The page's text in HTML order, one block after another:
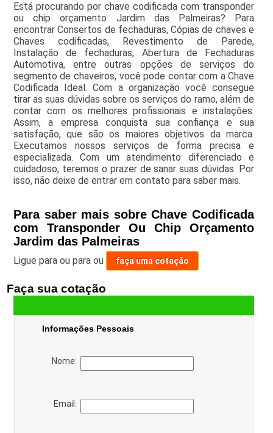
Está procurando por chave codificada com transponder
ou chip orçamento Jardim das Palmeiras? Para
encontrar Consertos de fechaduras, Cópias de chaves e
Chaves codificadas, Revestimento de Parede,
Instalação de fechaduras, Abertura de Fechaduras
Automotiva, entre outras opções de serviços do
segmento de chaveiros, você pode contar com a Chave
Codificada Ideal. Com a organização você consegue
tirar as suas dúvidas sobre os serviços do ramo, além de
contar com os melhores profissionais e instalações.
Assim, a empresa conquista sua confiança e sua
satisfação, que são os maiores objetivos da marca.
Executamos nossos serviços de forma precisa e
especializada. Com um atendimento diferenciado e
cuidadoso, teremos o prazer de sanar suas dúvidas. Por
isso, não deixe de entrar em contato para saber mais.
Para saber mais sobre Chave Codificada
com Transponder Ou Chip Orçamento
Jardim das Palmeiras
Ligue para ou para ou faça uma cotação
Faça sua cotação
Informações Pessoais
Nome:
Email: